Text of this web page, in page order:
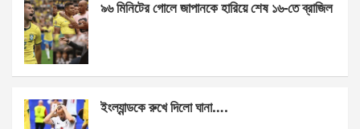
৯৬ মিনিটের গোলে জাপানকে হারিয়ে শেষ ১৬-তে ব্রাজিল
ইংল্যান্ডকে রুখে দিলো ঘানা….